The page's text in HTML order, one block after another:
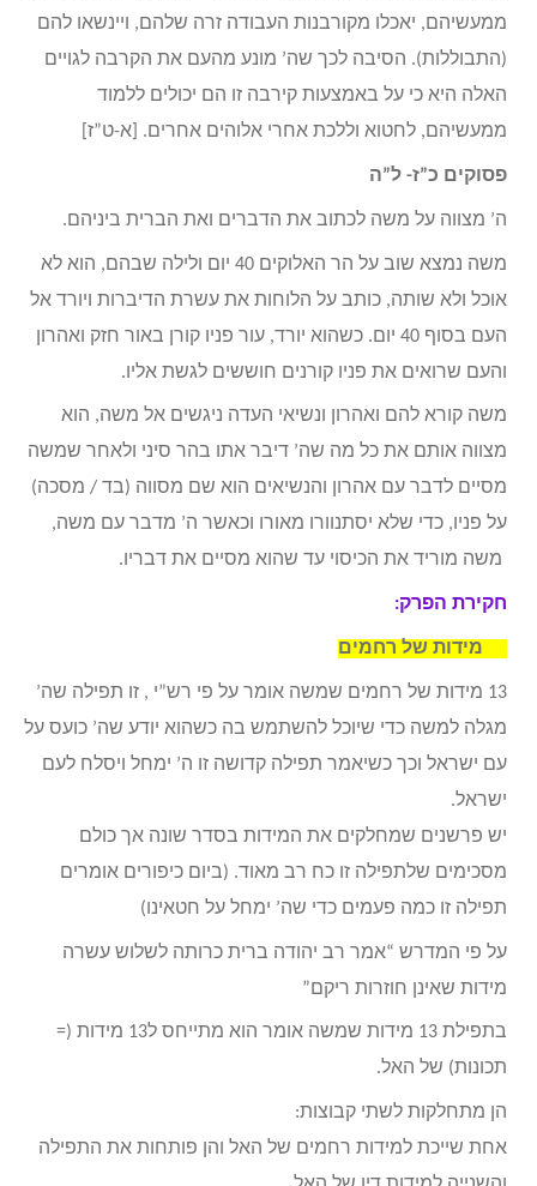
ממעשיהם, יאכלו מקורבנות העבודה זרה שלהם, ויינשאו להם
(התבוללות). הסיבה לכך שה’ מונע מהעם את הקרבה לגויים
האלה היא כי על באמצעות קירבה זו הם יכולים ללמוד
ממעשיהם, לחטוא וללכת אחרי אלוהים אחרים. [א-ט”ז]
פסוקים כ”ז- ל”ה
ה’ מצווה על משה לכתוב את הדברים ואת הברית ביניהם.
משה נמצא שוב על הר האלוקים 40 יום ולילה שבהם, הוא לא
אוכל ולא שותה, כותב על הלוחות את עשרת הדיברות ויורד אל
העם בסוף 40 יום. כשהוא יורד, עור פניו קורן באור חזק ואהרון
והעם שרואים את פניו קורנים חוששים לגשת אליו.
משה קורא להם ואהרון ונשיאי העדה ניגשים אל משה, הוא
מצווה אותם את כל מה שה’ דיבר אתו בהר סיני ולאחר שמשה
מסיים לדבר עם אהרון והנשיאים הוא שם מסווה (בד / מסכה)
על פניו, כדי שלא יסתנוורו מאורו וכאשר ה’ מדבר עם משה,
משה מוריד את הכיסוי עד שהוא מסיים את דבריו.
חקירת הפרק:
13 מידות של רחמים שמשה אומר על פי רש”י , זו תפילה שה’
מגלה למשה כדי שיוכל להשתמש בה כשהוא יודע שה’ כועס על
עם ישראל וכך כשיאמר תפילה קדושה זו ה’ ימחל ויסלח לעם
ישראל.
יש פרשנים שמחלקים את המידות בסדר שונה אך כולם
מסכימים שלתפילה זו כח רב מאוד. (ביום כיפורים אומרים
תפילה זו כמה פעמים כדי שה’ ימחל על חטאינו)
על פי המדרש “אמר רב יהודה ברית כרותה לשלוש עשרה
מידות שאינן חוזרות ריקם”
בתפילת 13 מידות שמשה אומר הוא מתייחס ל13 מידות (=
תכונות) של האל.
הן מתחלקות לשתי קבוצות:
אחת שייכת למידות רחמים של האל והן פותחות את התפילה